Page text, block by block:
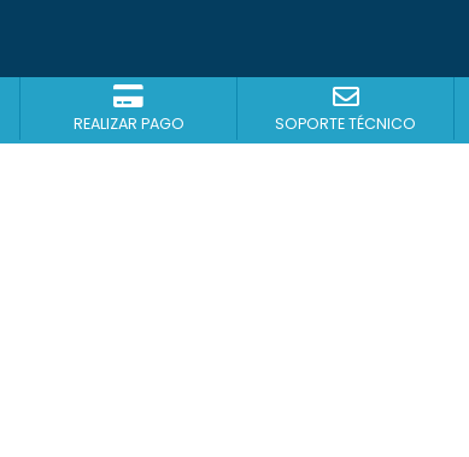
REALIZAR PAGO SOPORTE TÉCNICO